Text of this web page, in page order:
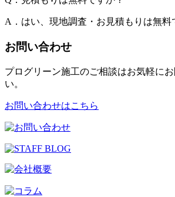
A．はい、現地調査・お見積もりは無料
お問い合わせ
プログリーン施工のご相談はお気軽に
い。
お問い合わせはこちら